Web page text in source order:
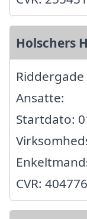
Holschers
Ansatte:
Startdato:
CVR: